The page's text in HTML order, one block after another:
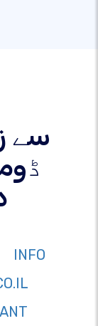
INFO